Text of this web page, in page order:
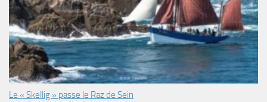
Le « Skellig » passe le Raz de Sein